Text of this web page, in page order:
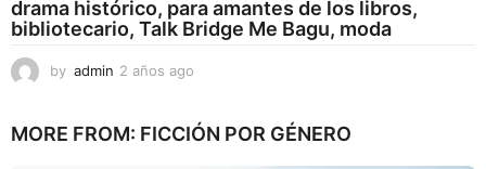
drama histórico, para amantes de los libros,
bibliotecario, Talk Bridge Me Bagu, moda
by admin 2 años ago
o
MORE FROM: FICCIÓN POR GÉNERO